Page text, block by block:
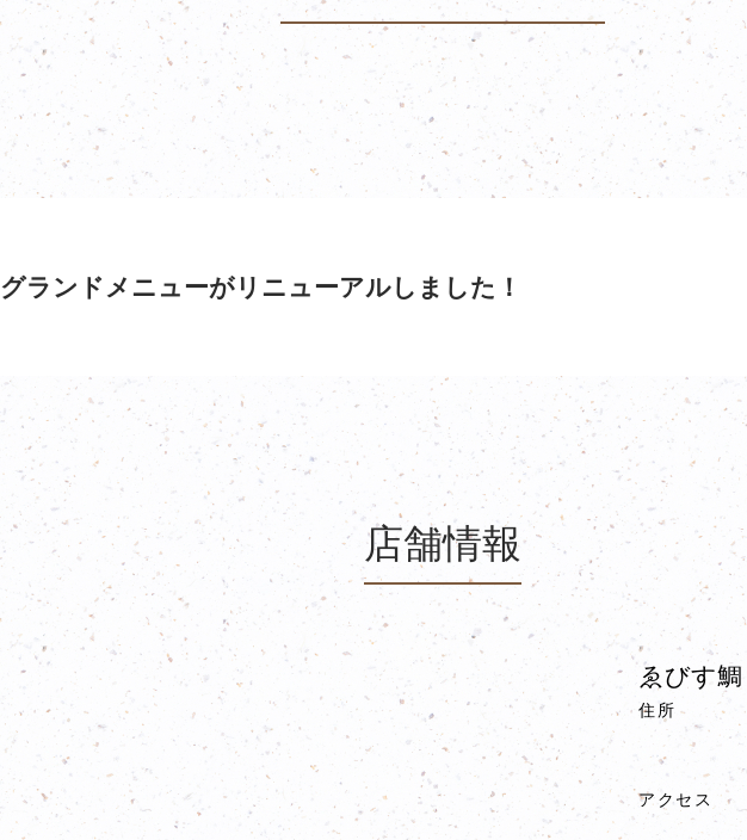
グランドメニューがリニューアルしました！
店舗情報
ゑびす
住所
アクセス